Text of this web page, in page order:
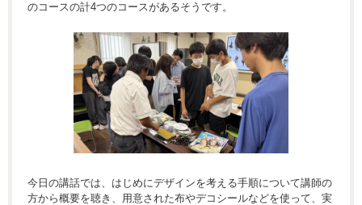
のコースの計4つのコースがあるそうです。
今日の講話では、はじめにデザインを考える手順について講師の
方から概要を聴き、用意された布やデコシールなどを使って、実